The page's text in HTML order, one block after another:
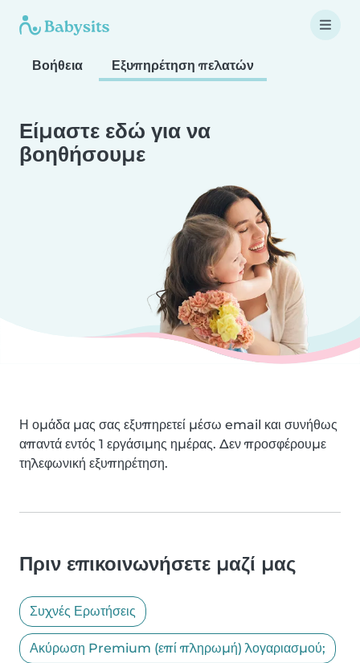
Βοήθεια Εξυπηρέτηση πελατών
Είμαστε εδώ για να
βοηθήσουμε
Η ομάδα μας σας εξυπηρετεί μέσω email και συνήθως
απαντά εντός 1 εργάσιμης ημέρας. Δεν προσφέρουμε
τηλεφωνική εξυπηρέτηση.
Πριν επικοινωνήσετε μαζί μας
Συχνές Ερωτήσεις
Ακύρωση Premium (επί πληρωμή) λογαριασμού;